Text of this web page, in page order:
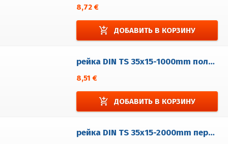
8,72 €
add_shopping_cart ДОБАВИТЬ В КОРЗИНУ
рейка DIN TS 35x15-1000mm полный поцинкованá
8,51 €
add_shopping_cart ДОБАВИТЬ В КОРЗИНУ
рейка DIN TS 35x15-2000mm перфорованá 5,2x25 поцинкованá